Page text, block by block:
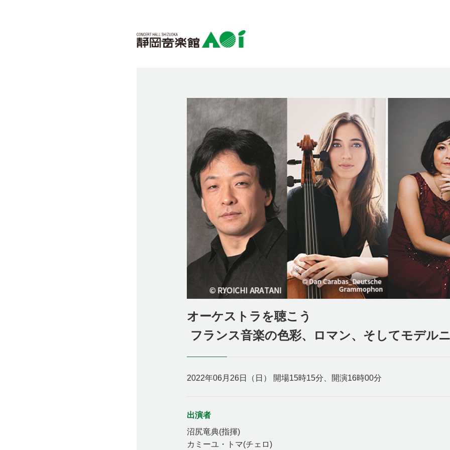
オーケストラを聴こう
フランス音楽の色彩、ロマン、そしてモデル
2022年06月26日（日） 開場15時15分、開演16時00分
出演者
沼尻竜典(指揮)
カミーユ・トマ(チェロ)